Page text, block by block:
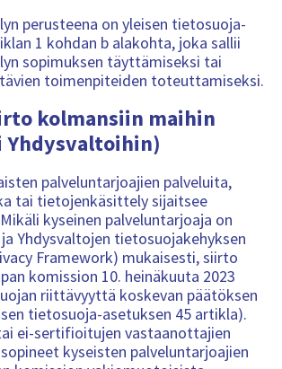
perusteena on yleisen tietosuoja-
1 kohdan b alakohta, joka sallii
sopimuksen täyttämiseksi tai
toimenpiteiden toteuttamiseksi.
kolmansiin maihin
palveluntarjoajien palveluita,
tai tietojenkäsittely sijaitsee
kyseinen palveluntarjoaja on
Yhdysvaltojen tietosuojakehyksen
Framework) mukaisesti, siirto
komission 10. heinäkuuta 2023
riittävyyttä koskevan päätöksen
tietosuoja-asetuksen 45 artikla).
ei-sertifioitujen vastaanottajien
kyseisten palveluntarjoajien